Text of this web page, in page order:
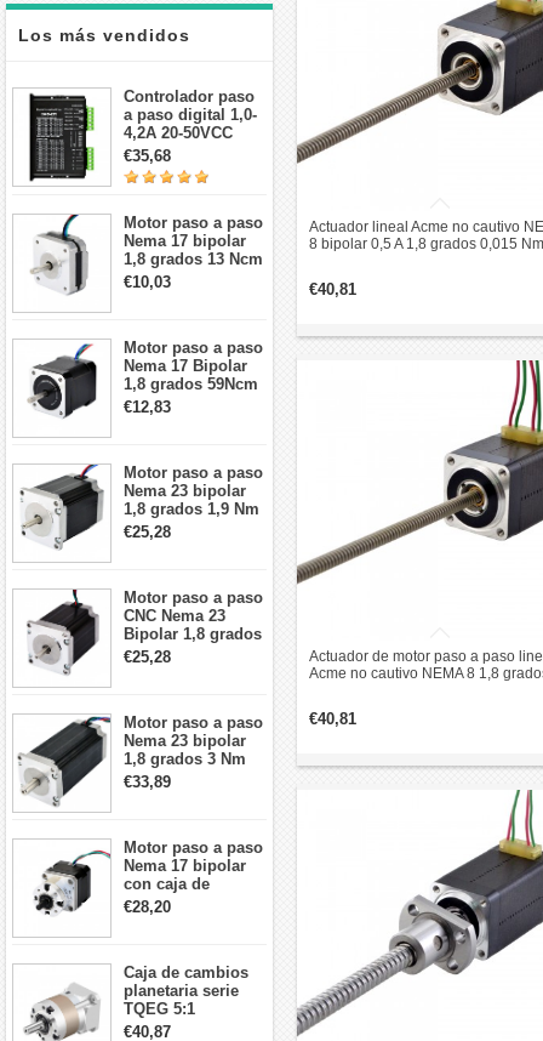
Los más vendidos
Controlador paso
a paso digital 1,0-
4,2A 20-50VCC
para motor paso a
paso Nema 17, 23,
24
€35,68
Motor paso a paso
Nema 17 bipolar
1,8 grados 13 Ncm
1A 3,5 V
42x42x20mm 4
€10,03
Motor paso a paso
Nema 17 Bipolar
1,8 grados 59Ncm
2A 42x48mm 4
cables compatible
€12,83
Motor paso a paso
Nema 23 bipolar
1,8 grados 1,9 Nm
2,8 A 3,2 V
57x57x76mm 4
€25,28
Motor paso a paso
CNC Nema 23
Bipolar 1,8 grados
1,9 Nm 3A 3,36 V
57x57x76mm 4
€25,28
Motor paso a paso
Nema 23 bipolar
1,8 grados 3 Nm
4,2A 57x57x114mm
motor paso a paso
€33,89
Motor paso a paso
Nema 17 bipolar
con caja de
cambios planetaria
5:1 longitud 33mm
Robot CNC DIY
€28,20
Caja de cambios
planetaria serie
TQEG 5:1
contragolpe 15
€40,87
Actuador lineal Acme no cautivo
8 bipolar 0,5 A 1,8 grados 0,015 Nm
€40,81
Actuador de motor paso a paso
Acme no cautivo NEMA 8 1,8
€40,81